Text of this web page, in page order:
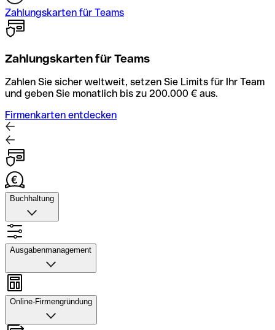
Zahlungskarten für Teams
Zahlungskarten für Teams
Zahlen Sie sicher weltweit, setzen Sie Limits für Ihr Team
und geben Sie monatlich bis zu 200.000 € aus.
Firmenkarten entdecken
Buchhaltung
Buchhaltung
Scannen Sie Belege und laden Sie sie in Qonto hoch.
Rechnungsabläufe können Sie automatisieren und mit
dem Buchhaltungstool schneller abstimmen.
Konto mit Buchhaltung entdecken
Ausgabenmanagement
Ausgabenmanagement
Genehmigungen einrichten, Ausgaben verfolgen, Budgets
und Kartenlimits zuweisen sowie Überweisungen und
Daten exportieren – alles in einer Anwendung.
Online-Firmengründung